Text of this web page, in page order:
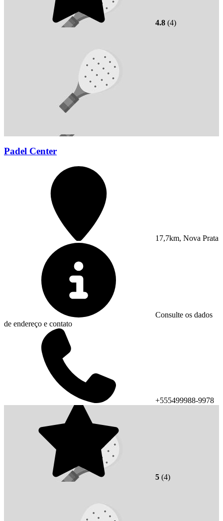
4.8 (4)
Padel Center
17,7km, Nova Prata
Consulte os dados
de endereço e contato
+555499988-9978
5 (4)